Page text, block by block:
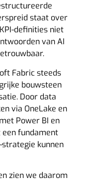
staat over
definities niet
van AI
Fabric steeds
bouwsteen
Door data
via OneLake en
Power BI en
fundament
kunnen
zien we daarom